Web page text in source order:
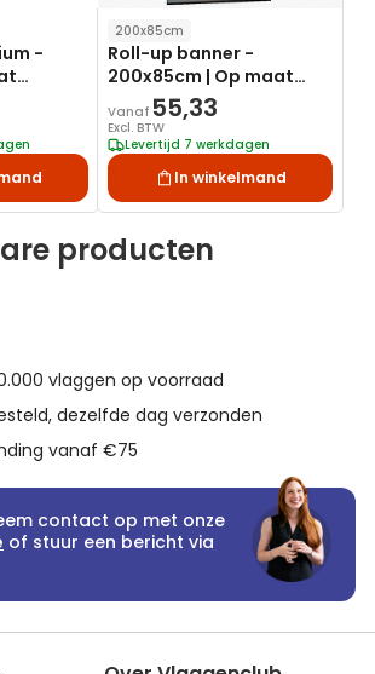
-
200x85cm
Roll-up banner -
200x85cm | Op maat
bedrukken
Vanaf 55,33
Excl. BTW
Levertijd 7 werkdagen
In winkelmand
producten
vlaggen op voorraad
dezelfde dag verzonden
vanaf €75
contact op met onze
of stuur een bericht via